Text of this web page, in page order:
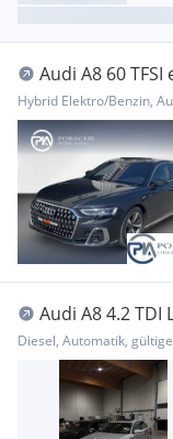
Audi A8 60
Hybrid Elektro/Benzin,
Audi A8 4.2 TDI
Diesel, Automatik,